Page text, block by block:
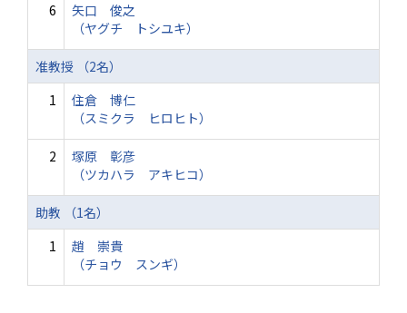
6
矢口 俊之
（ヤグチ トシユキ）
准教授 （2名）
1
住倉 博仁
（スミクラ ヒロヒト）
2
塚原 彰彦
（ツカハラ アキヒコ）
助教 （1名）
1
趙 崇貴
（チョウ スンギ）